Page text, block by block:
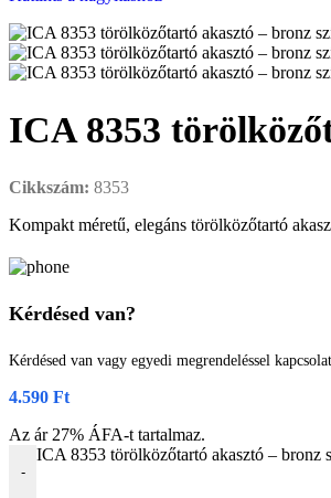
ICA 8353
Cikkszám: 8353
Kompakt méretű, elegáns törölközőtartó
Kérdésed van?
Kérdésed van vagy egyedi megrendeléssel
4.590 Ft
Az ár 27% ÁFA-t tartalmaz.
-
ICA 8353 törölközőtartó akasztó – bronz